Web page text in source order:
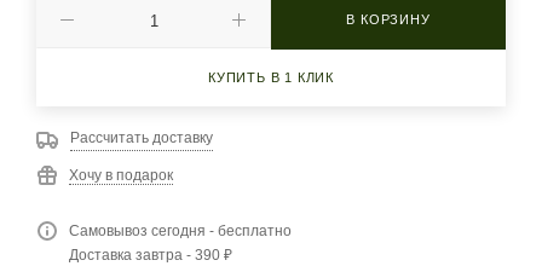
В КОРЗИНУ
КУПИТЬ В 1 КЛИК
Рассчитать доставку
Хочу в подарок
Самовывоз сегодня - бесплатно
Доставка завтра - 390 ₽